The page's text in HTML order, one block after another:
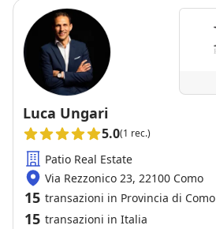
perdere tempo e denaro.
Luca Ungari
5.0(1 rec.)
Patio Real Estate
Via Rezzonico 23, 22100 Como
15 transazioni in Provincia di Como
15 transazioni in Italia